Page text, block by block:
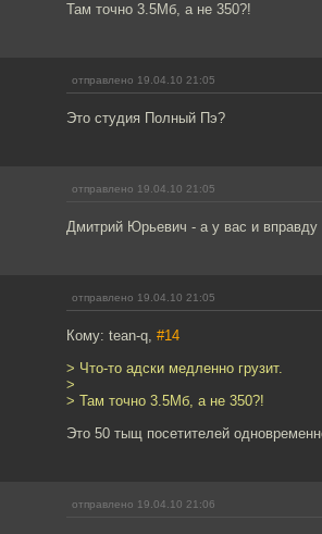
Там точно 3.5Мб, а не 350?!
отправлено 19.04.10 21:05
Это студия Полный Пэ?
отправлено 19.04.10 21:05
Дмитрий Юрьевич - а у вас и вправду
отправлено 19.04.10 21:05
Кому: tean-q, #14
> Что-то адски медленно грузит.
>
> Там точно 3.5Мб, а не 350?!
Это 50 тыщ посетителей
отправлено 19.04.10 21:06